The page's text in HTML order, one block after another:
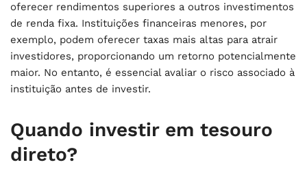
oferecer rendimentos superiores a outros investimentos
de renda fixa. Instituições financeiras menores, por
exemplo, podem oferecer taxas mais altas para atrair
investidores, proporcionando um retorno potencialmente
maior. No entanto, é essencial avaliar o risco associado à
instituição antes de investir.
Quando investir em tesouro
direto?